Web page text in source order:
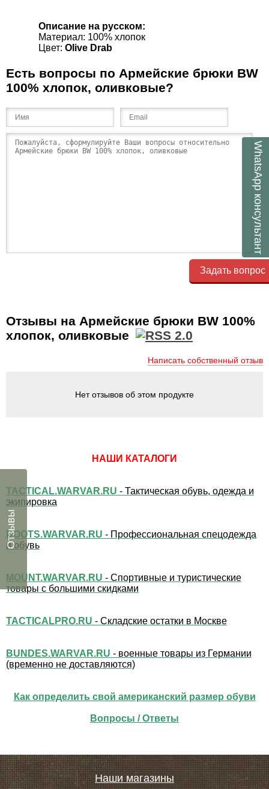
Описание на русском:
Материал: 100% хлопок
Цвет: Olive Drab
Есть вопросы по Армейские брюки BW
100% хлопок, оливковые?
Задать вопрос
Отзывы на Армейские брюки BW 100%
хлопок, оливковые
Написать собственный отзыв
Нет отзывов об этом продукте
НАШИ КАТАЛОГИ
TACTICAL.WARVAR.RU - Тактическая обувь, одежда и
экипировка
BOOTS.WARVAR.RU - Профессиональная спецодежда
и обувь
MOUNT.WARVAR.RU - Спортивные и туристические
товары с большими скидками
TACTICALPRO.RU - Складские остатки в Москве
BUNDES.WARVAR.RU - военные товары из Германии
(временно не доставляются)
Как определить свой американский размер обуви
Вопросы / Ответы
WhatsApp
консультант
Отзывы
Наши магазины